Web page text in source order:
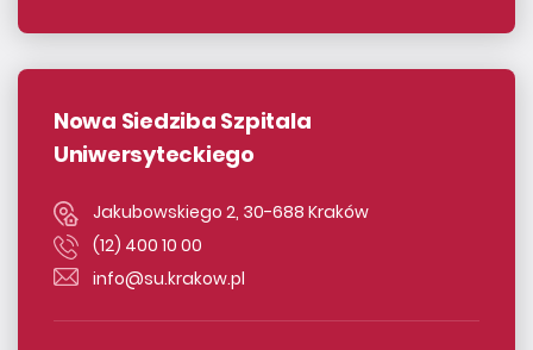
Nowa Siedziba Szpitala
Uniwersyteckiego
Jakubowskiego 2, 30-688 Kraków
(12) 400 10 00
info@su.krakow.pl